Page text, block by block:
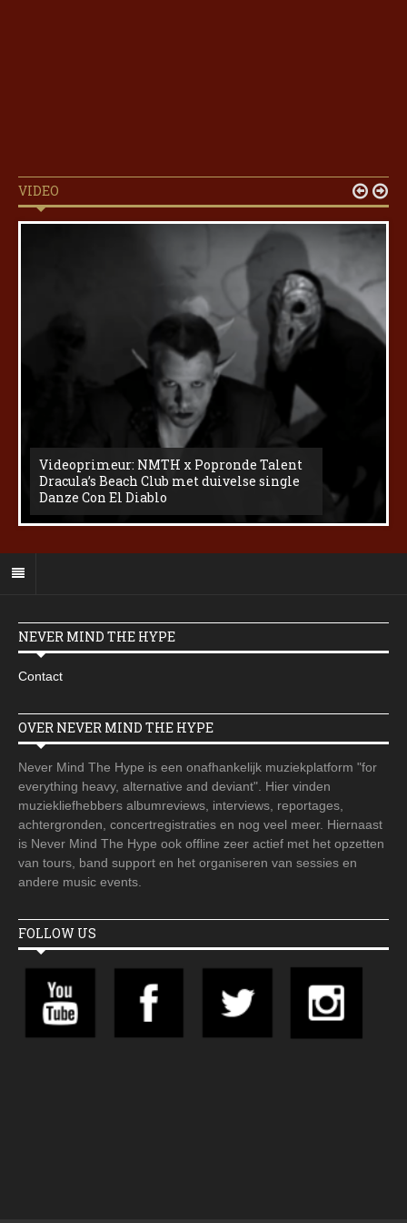
VIDEO
Videoprimeur: NMTH x Popronde Talent
Dracula’s Beach Club met duivelse single
Danze Con El Diablo
 
NEVER MIND THE HYPE
Contact
OVER NEVER MIND THE HYPE
Never Mind The Hype is een onafhankelijk muziekplatform "for
everything heavy, alternative and deviant". Hier vinden
muziekliefhebbers albumreviews, interviews, reportages,
achtergronden, concertregistraties en nog veel meer. Hiernaast
is Never Mind The Hype ook offline zeer actief met het opzetten
van tours, band support en het organiseren van sessies en
andere music events.
FOLLOW US